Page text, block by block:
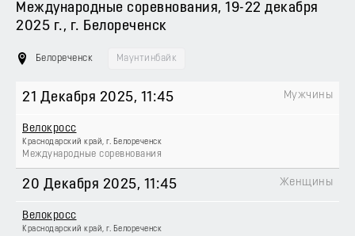
Международные соревнования, 19-22 декабря
2025 г., г. Белореченск
Белореченск Маунтинбайк
21 Декабря 2025, 11:45
Велокросс
Краснодарский край, г. Белореченск
Международные соревнования
Мужчины
20 Декабря 2025, 11:45
Велокросс
Краснодарский край, г. Белореченск
Женщины